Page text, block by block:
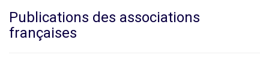
Publications des associations
françaises